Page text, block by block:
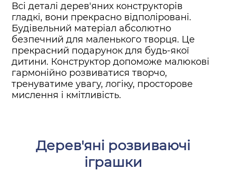
Всі деталі дерев'яних конструкторів
гладкі, вони прекрасно відполіровані.
Будівельний матеріал абсолютно
безпечний для маленького творця. Це
прекрасний подарунок для будь-якої
дитини. Конструктор допоможе малюкові
гармонійно розвиватися творчо,
тренуватиме увагу, логіку, просторове
мислення і кмітливість.
Дерев'яні розвиваючі
іграшки